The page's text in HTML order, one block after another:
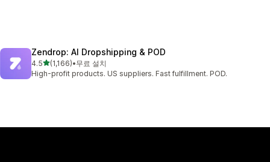
Zendrop: AI Dropshipping & POD
4.5별 5개 중
(1,166)
총 리뷰 1166개
•무료 설치
High-profit products. US suppliers. Fast fulfillment. POD.